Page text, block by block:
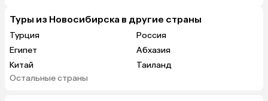
Туры из Новосибирска в другие страны
Турция
Россия
Египет
Абхазия
Китай
Таиланд
Вьетнам
Остальные страны